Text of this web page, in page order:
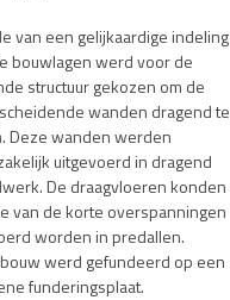
van een gelijkaardige indeling
bouwlagen werd voor de
structuur gekozen om de
wanden dragend te
Deze wanden werden
uitgevoerd in dragend
De draagvloeren konden
van de korte overspanningen
worden in predallen.
werd gefundeerd op een
funderingsplaat.